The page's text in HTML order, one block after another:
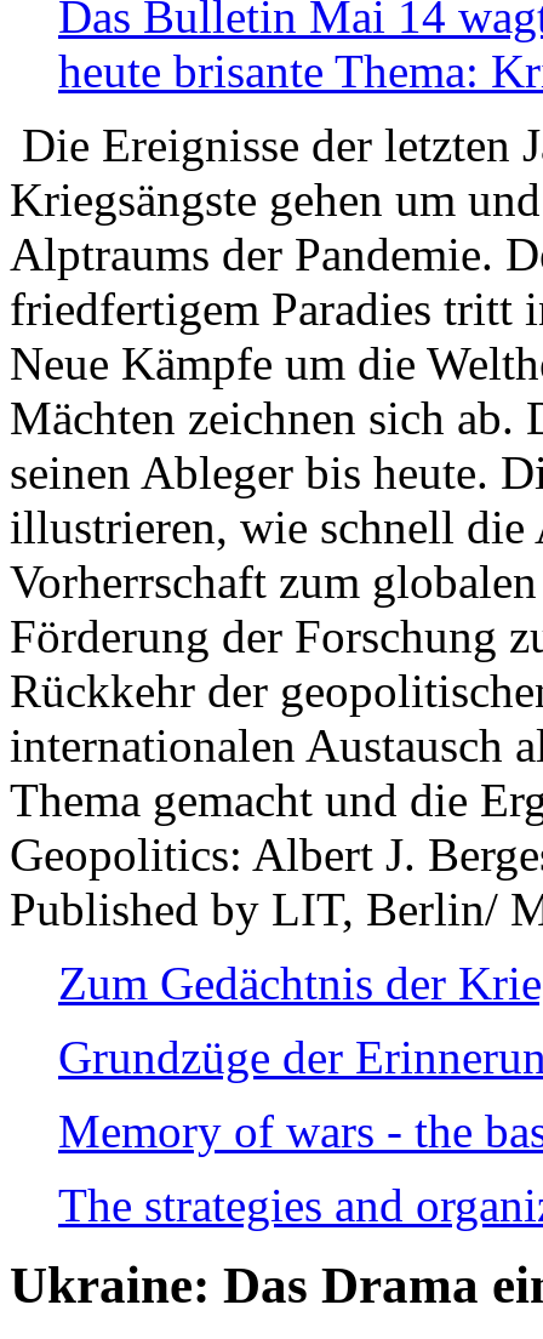
Das Bulletin Mai 14
heute brisante Thema:
Die Ereignisse der letzten
Kriegsängste gehen um
Alptraums der Pandemie.
friedfertigem Paradies tritt
Neue Kämpfe um die
Mächten zeichnen sich
seinen Ableger bis heute.
illustrieren, wie schnell die
Vorherrschaft zum
Förderung der Forschung
Rückkehr der
internationalen Austausch
Thema gemacht und die
Geopolitics: Albert J.
Published by LIT, Berlin/
Zum Gedächtnis der
Grundzüge der
Memory of wars - the
The strategies and
Ukraine: Das Drama